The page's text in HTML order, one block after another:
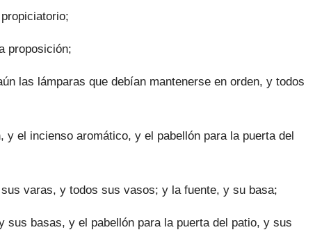
proposición;
las lámparas que debían mantenerse en orden, y todos
el incienso aromáti­co, y el pabellón para la puerta del
varas, y todos sus vasos; y la fuente, y su basa;
basas, y el pabe­llón para la puerta del patio, y sus